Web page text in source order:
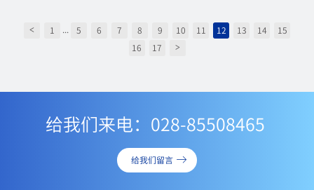
< 1 ... 5 6 7 8 9 10 11 12 13 14
15
16
17 >
给我们来电：028-85508465
给我们留言